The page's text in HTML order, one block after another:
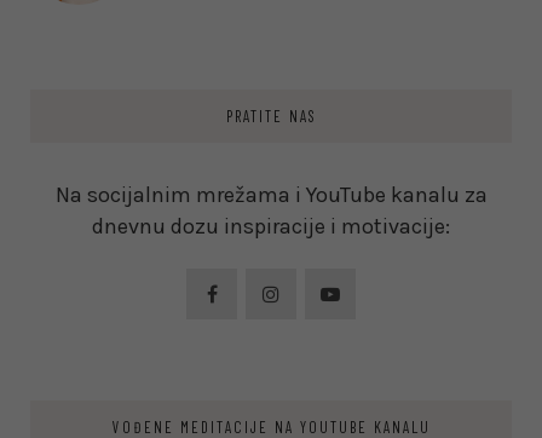
PRATITE NAS
Na socijalnim mrežama i YouTube kanalu za
dnevnu dozu inspiracije i motivacije:
VOĐENE MEDITACIJE NA YOUTUBE KANALU